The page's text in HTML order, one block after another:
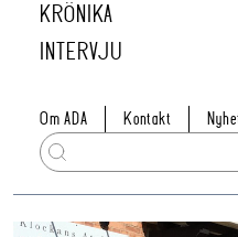
KRÖNIKA
INTERVJU
Om ADA Kontakt